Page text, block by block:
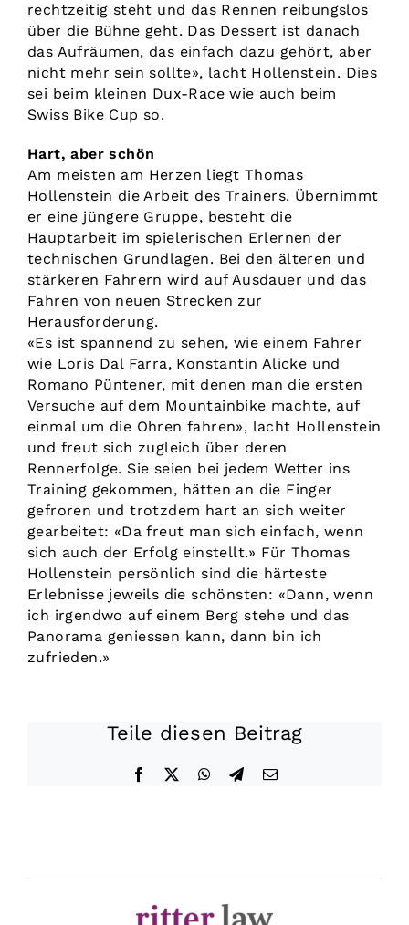
rechtzeitig steht und das Rennen reibungslos
über die Bühne geht. Das Dessert ist danach
das Aufräumen, das einfach dazu gehört, aber
nicht mehr sein sollte», lacht Hollenstein. Dies
sei beim kleinen Dux-Race wie auch beim
Swiss Bike Cup so.
Hart, aber schön
Am meisten am Herzen liegt Thomas
Hollenstein die Arbeit des Trainers. Übernimmt
er eine jüngere Gruppe, besteht die
Hauptarbeit im spielerischen Erlernen der
technischen Grundlagen. Bei den älteren und
stärkeren Fahrern wird auf Ausdauer und das
Fahren von neuen Strecken zur
Herausforderung.
«Es ist spannend zu sehen, wie einem Fahrer
wie Loris Dal Farra, Konstantin Alicke und
Romano Püntener, mit denen man die ersten
Versuche auf dem Mountainbike machte, auf
einmal um die Ohren fahren», lacht Hollenstein
und freut sich zugleich über deren
Rennerfolge. Sie seien bei jedem Wetter ins
Training gekommen, hätten an die Finger
gefroren und trotzdem hart an sich weiter
gearbeitet: «Da freut man sich einfach, wenn
sich auch der Erfolg einstellt.» Für Thomas
Hollenstein persönlich sind die härteste
Erlebnisse jeweils die schönsten: «Dann, wenn
ich irgendwo auf einem Berg stehe und das
Panorama geniessen kann, dann bin ich
zufrieden.»
Teile diesen Beitrag
Facebook WhatsApp
Telegram
E-